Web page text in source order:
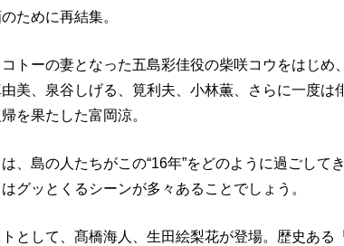
ために再結集。
トーの妻となった五島彩佳役の柴咲コウをはじめ
美、泉谷しげる、筧利夫、小林薫、さらに一度は
を果たした富岡涼。
、島の人たちがこの“16年”をどのように過ごして
グッとくるシーンが多々あることでしょう。
として、髙橋海人、生田絵梨花が登場。歴史ある